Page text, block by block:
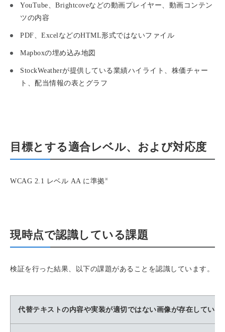
YouTube、Brightcoveなどの動画プレイヤー、動画コンテン
ツの内容
PDF、ExcelなどのHTML形式ではないファイル
Mapboxの埋め込み地図
StockWeatherが提供している業績ハイライト、株価チャー
ト、配当情報の表とグラフ
目標とする適合レベル、および対応度
WCAG 2.1 レベル AA に準拠※
現時点で認識している課題
検証を行った結果、以下の課題があることを認識しています。
代替テキストの内容や実装が適切ではない画像が存在していま